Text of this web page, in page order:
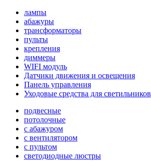
лампы
абажуры
трансформаторы
пульты
крепления
диммеры
WIFI модуль
Датчики движения и освещения
Панель управления
Уходовые средства для светильников
подвесные
потолочные
с абажуром
с вентилятором
с пультом
светодиодные люстры